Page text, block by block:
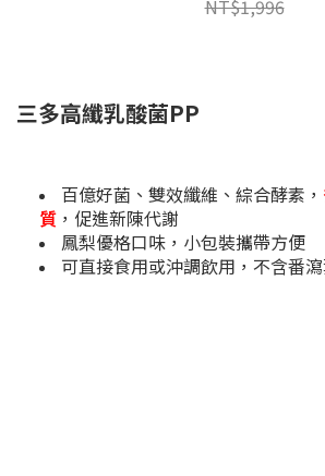
NT$1,996
三多高纖乳酸菌PP
百億好菌、雙效纖維、綜合酵素，
質 ，促進新陳代謝
鳳梨優格口味，小包裝攜帶方便
可直接食用或沖調飲用，不含番